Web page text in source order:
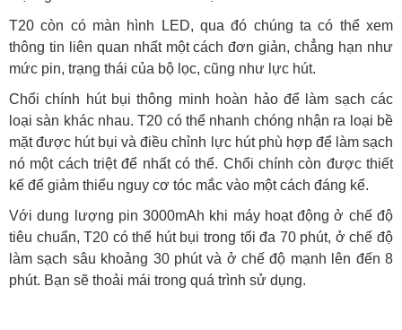
T20 còn có màn hình LED, qua đó chúng ta có thể xem
thông tin liên quan nhất một cách đơn giản, chẳng hạn như
mức pin, trạng thái của bộ lọc, cũng như lực hút.
Chổi chính hút bụi thông minh hoàn hảo để làm sạch các
loại sàn khác nhau. T20 có thể nhanh chóng nhận ra loại bề
mặt được hút bụi và điều chỉnh lực hút phù hợp để làm sạch
nó một cách triệt để nhất có thể. Chổi chính còn được thiết
kế để giảm thiểu nguy cơ tóc mắc vào một cách đáng kể.
Với dung lượng pin 3000mAh khi máy hoạt động ở chế độ
tiêu chuẩn, T20 có thể hút bụi trong tối đa 70 phút, ở chế độ
làm sạch sâu khoảng 30 phút và ở chế độ mạnh lên đến 8
phút. Bạn sẽ thoải mái trong quá trình sử dụng.